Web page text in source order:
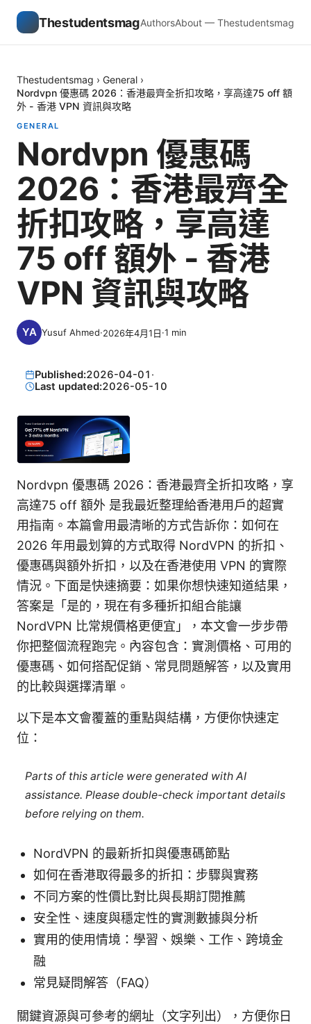
ThestudentsmagAuthorsAbout — Thestudentsmag
Thestudentsmag › General ›
Nordvpn 優惠碼 2026：香港最齊全折扣攻略，享高達75 off 額
外 - 香港 VPN 資訊與攻略
GENERAL
Nordvpn 優惠碼
2026：香港最齊全
折扣攻略，享高達
75 off 額外 - 香港
VPN 資訊與攻略
Yusuf Ahmed·2026年4月1日·1 min
Published:2026-04-01 ·
Last updated:2026-05-10
Nordvpn 優惠碼 2026：香港最齊全折扣攻略，享
高達75 off 額外 是我最近整理給香港用戶的超實
用指南。本篇會用最清晰的方式告訴你：如何在
2026 年用最划算的方式取得 NordVPN 的折扣、
優惠碼與額外折扣，以及在香港使用 VPN 的實際
情況。下面是快速摘要：如果你想快速知道結果，
答案是「是的，現在有多種折扣組合能讓
NordVPN 比常規價格更便宜」，本文會一步步帶
你把整個流程跑完。內容包含：實測價格、可用的
優惠碼、如何搭配促銷、常見問題解答，以及實用
的比較與選擇清單。
以下是本文會覆蓋的重點與結構，方便你快速定
位：
Parts of this article were generated with AI
assistance. Please double-check important details
before relying on them.
NordVPN 的最新折扣與優惠碼節點
如何在香港取得最多的折扣：步驟與實務
不同方案的性價比對比與長期訂閱推薦
安全性、速度與穩定性的實測數據與分析
實用的使用情境：學習、娛樂、工作、跨境金
融
常見疑問解答（FAQ）
關鍵資源與可參考的網址（文字列出），方便你日